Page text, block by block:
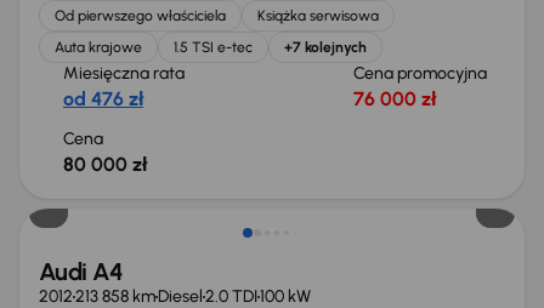
Od pierwszego właściciela
Książka serwisowa
Auta krajowe
1.5 TSI e-tec +7 kolejnych
Miesięczna rata
od 476 zł
Cena promocyjna
76 000 zł
Cena
80 000 zł
Audi A4
2012213 858 kmDiesel2.0 TDI100 kW